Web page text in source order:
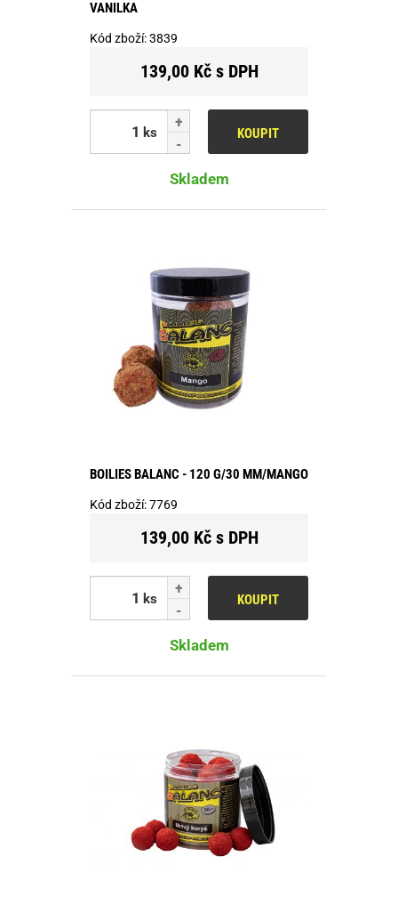
VANILKA
Kód zboží:3839
139,00 Kč s DPH
ks KOUPIT
Skladem
BOILIES BALANC - 120 G/30 MM/MANGO
Kód zboží:7769
139,00 Kč s DPH
ks KOUPIT
Skladem